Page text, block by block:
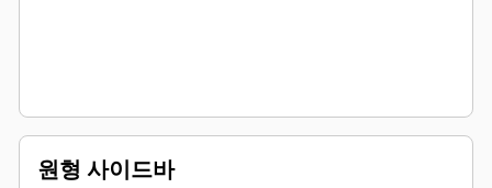
원형 사이드바